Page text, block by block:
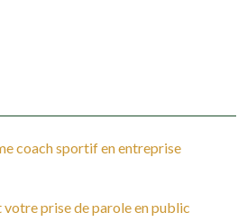
coach sportif en entreprise
prise de parole en public